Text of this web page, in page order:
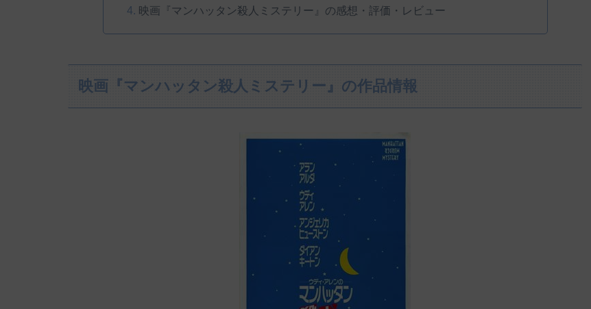
映画『マンハッタン殺人ミステリー』の感想・評価・レビュー
映画『マンハッタン殺人ミステリー』の作品情報